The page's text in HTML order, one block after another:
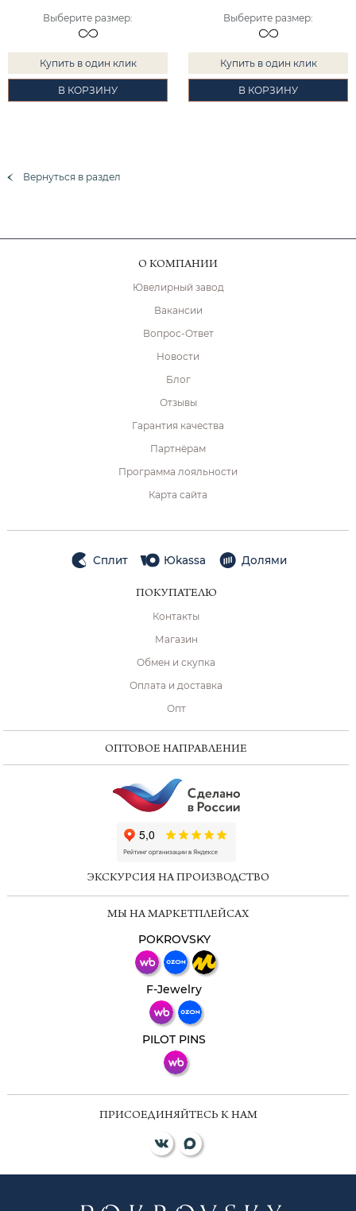
Выберите размер:
Купить в один клик
В КОРЗИНУ
Выберите размер:
Купить в один клик
В КОРЗИНУ
Вернуться в раздел
О КОМПАНИИ
Ювелирный завод
Вакансии
Вопрос-Ответ
Новости
Блог
Отзывы
Гарантия качества
Партнёрам
Программа лояльности
Карта сайта
Сплит Юkassa Долями
ПОКУПАТЕЛЮ
Контакты
Магазин
Обмен и скупка
Оплата и доставка
Опт
ОПТОВОЕ НАПРАВЛЕНИЕ
ЭКСКУРСИЯ НА ПРОИЗВОДСТВО
МЫ НА МАРКЕТПЛЕЙСАХ
POKROVSKY
F-Jewelry
PILOT PINS
ПРИСОЕДИНЯЙТЕСЬ К НАМ